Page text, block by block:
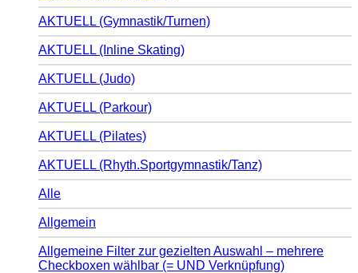
AKTUELL (Gymnastik/Turnen)
AKTUELL (Inline Skating)
AKTUELL (Judo)
AKTUELL (Parkour)
AKTUELL (Pilates)
AKTUELL (Rhyth.Sportgymnastik/Tanz)
Alle
Allgemein
Allgemeine Filter zur gezielten Auswahl – mehrere
Checkboxen wählbar (= UND Verknüpfung)